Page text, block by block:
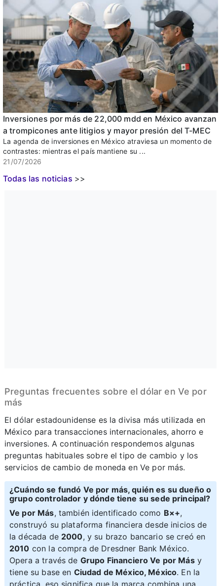
Inversiones por más de 22,000 mdd en México avanzan
a trompicones ante litigios y mayor presión del T-MEC
La agenda de inversiones en México atraviesa un momento de
contrastes: mientras el país mantiene su ...
21/07/2026
Todas las noticias >>
Preguntas frecuentes sobre el dólar en Ve por
más
El dólar estadounidense es la divisa más utilizada en
México para transacciones internacionales, ahorro e
inversiones. A continuación respondemos algunas
preguntas habituales sobre el tipo de cambio y los
servicios de cambio de moneda en Ve por más.
¿Cuándo se fundó Ve por más, quién es su dueño o
grupo controlador y dónde tiene su sede principal?
Ve por Más, también identificado como B×+,
construyó su plataforma financiera desde inicios de
la década de 2000, y su brazo bancario se creó en
2010 con la compra de Dresdner Bank México.
Opera a través de Grupo Financiero Ve por Másy
tiene su base en Ciudad de México, México. En la
práctica, eso significa que la marca combina una